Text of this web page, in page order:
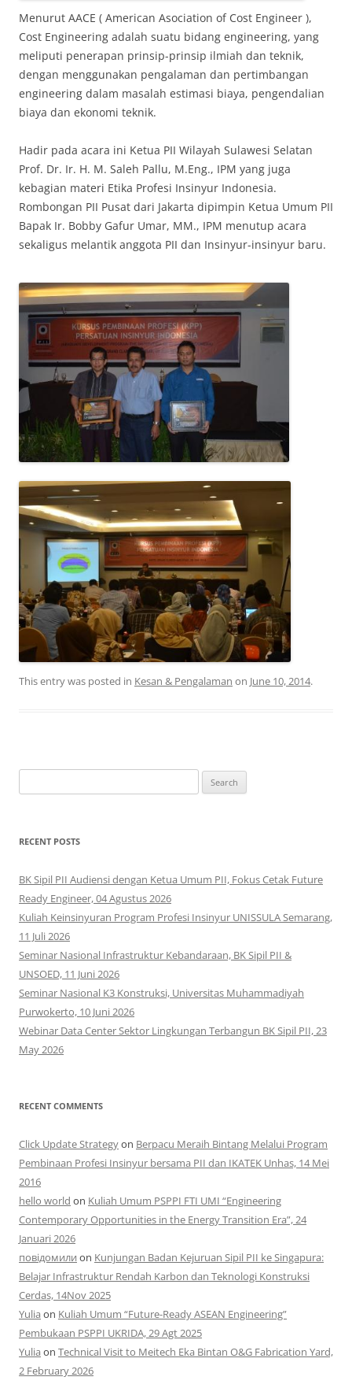
Menurut AACE ( American Asociation of Cost Engineer ),
Cost Engineering adalah suatu bidang engineering, yang
meliputi penerapan prinsip-prinsip ilmiah dan teknik,
dengan menggunakan pengalaman dan pertimbangan
engineering dalam masalah estimasi biaya, pengendalian
biaya dan ekonomi teknik.
Hadir pada acara ini Ketua PII Wilayah Sulawesi Selatan
Prof. Dr. Ir. H. M. Saleh Pallu, M.Eng., IPM yang juga
kebagian materi Etika Profesi Insinyur Indonesia.
Rombongan PII Pusat dari Jakarta dipimpin Ketua Umum PII
Bapak Ir. Bobby Gafur Umar, MM., IPM menutup acara
sekaligus melantik anggota PII dan Insinyur-insinyur baru.
This entry was posted in Kesan & Pengalaman on June 10, 2014.
for:
RECENT POSTS
BK Sipil PII Audiensi dengan Ketua Umum PII, Fokus Cetak Future
Ready Engineer, 04 Agustus 2026
Kuliah Keinsinyuran Program Profesi Insinyur UNISSULA Semarang,
11 Juli 2026
Seminar Nasional Infrastruktur Kebandaraan, BK Sipil PII &
UNSOED, 11 Juni 2026
Seminar Nasional K3 Konstruksi, Universitas Muhammadiyah
Purwokerto, 10 Juni 2026
Webinar Data Center Sektor Lingkungan Terbangun BK Sipil PII, 23
May 2026
RECENT COMMENTS
Click Update Strategyon Berpacu Meraih Bintang Melalui Program
Pembinaan Profesi Insinyur bersama PII dan IKATEK Unhas, 14 Mei
2016
hello world on Kuliah Umum PSPPI FTI UMI “Engineering
Contemporary Opportunities in the Energy Transition Era”, 24
Januari 2026
повідомили on Kunjungan Badan Kejuruan Sipil PII ke Singapura:
Belajar Infrastruktur Rendah Karbon dan Teknologi Konstruksi
Cerdas, 14Nov 2025
Yulia on Kuliah Umum “Future-Ready ASEAN Engineering”
Pembukaan PSPPI UKRIDA, 29 Agt 2025
Yulia on Technical Visit to Meitech Eka Bintan O&G Fabrication Yard,
2 February 2026